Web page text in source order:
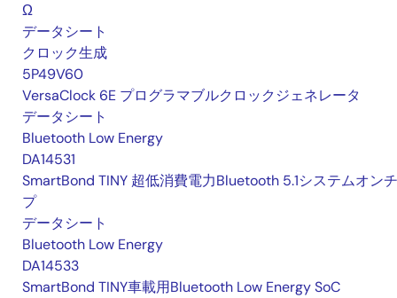
Ω
データシート
クロック生成
5P49V60
VersaClock 6E プログラマブルクロックジェネレータ
データシート
Bluetooth Low Energy
DA14531
SmartBond TINY 超低消費電力Bluetooth 5.1システムオン
プ
データシート
Bluetooth Low Energy
DA14533
SmartBond TINY車載用Bluetooth Low Energy SoC